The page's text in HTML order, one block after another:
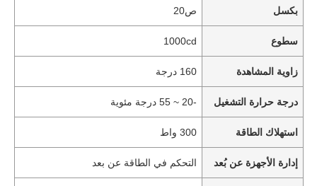
بكسل ص20
سطوع 1000cd
زاوية المشاهدة 160 درجة
درجة حرارة التشغيل -20 ~ 55 درجة مئوية
استهلاك الطاقة 300 واط
إدارة الأجهزة عن بُعد التحكم في الطاقة عن بعد